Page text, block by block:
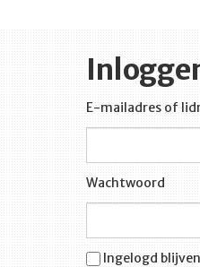
E-mailadres of
Wachtwoord
Ingelogd blijven